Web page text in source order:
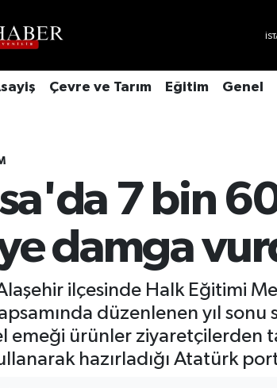
Çevre ve Tarım Eğitim Genel
7 bin
damga
ilçesinde Halk Eğitimi
düzenlenen yıl
el emeği ürünler
hazırladığı Atatürk